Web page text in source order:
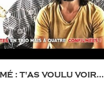
: T'AS VOULU VOIR…